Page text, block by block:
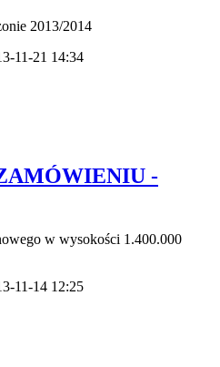
2013/2014
11-21 14:34
-
w wysokości 1.400.000
11-14 12:25